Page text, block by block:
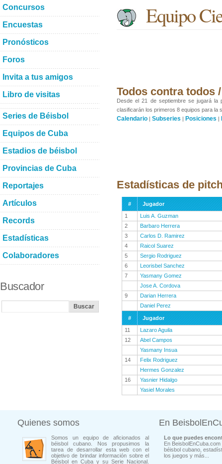
Equipo
Todos contra todos
Desde el 21 de septiembre se jugará la
clasificarán los primeros 8 equipos para la
Calendario | Subseries | Posiciones |
Estadísticas de
# Jugador
1
Luis A. Guzman
2
Barbaro Herrera
3
Carlos D. Ramirez
4
Raicol Suarez
5
Sergio Rodriguez
6
Leorisbel Sanchez
7
Yasmany Gomez
Jose A. Cordova
9
Darian Herrera
Daniel Perez
# Jugador
11
Lazaro Aguila
12
Abel Campos
Yasmany Insua
14
Felix Rodriguez
Hermes Gonzalez
16
Yasnier Hidalgo
Yasiel Morales
Concursos
Encuestas
Pronósticos
Foros
Invita a tus amigos
Libro de visitas
Series de Béisbol
Equipos de Cuba
Estadios de béisbol
Provincias de Cuba
Reportajes
Artículos
Records
Estadísticas
Colaboradores
Buscador
Quienes somos
Somos un equipo de aficionados al
béisbol cubano. Nos propusimos la
tarea de desarrollar esta web con el
objetivo de brindar información sobre el
Béisbol en Cuba y su Serie Nacional.
En
Lo que puedes
En
béisbol cubano,
los juegos y más...